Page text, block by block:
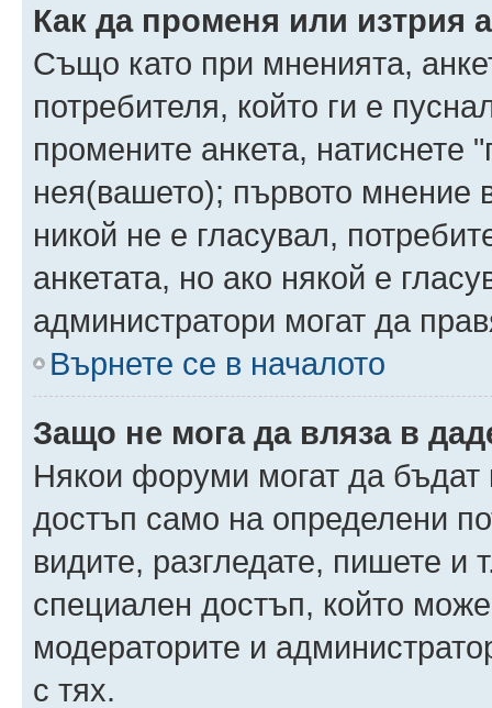
Как да променя или изтрия
Също като при мненията,
потребителя, който ги е
промените анкета, натиснете
нея(вашето); първото мнение
никой не е гласувал,
анкетата, но ако някой е
администратори могат да
Върнете се в началото
Защо не мога да вляза в
Някои форуми могат да бъдат
достъп само на определени
видите, разгледате, пишете
специален достъп, който
модераторите и
с тях.